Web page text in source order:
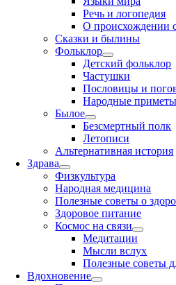
Речь и логопедия
О происхождении
Сказки и былины
Фольклор
Детский фольклор
Частушки
Пословицы и
Народные приметы
Былое
Безсмертный полк
Летописи
Альтернативная история
Здрава
Физкультура
Народная медицина
Полезные советы о
Здоровое питание
Космос на связи
Медитации
Мысли вслух
Полезные советы
Вдохновение